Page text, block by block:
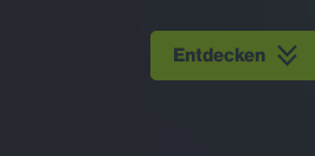
Entdecken